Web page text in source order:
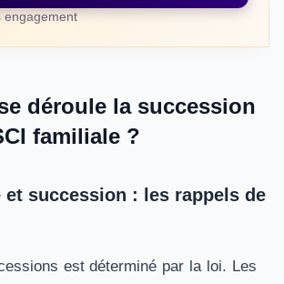
engagement
déroule la succession
familiale ?
et succession : les rappels de
est déterminé par la loi. Les